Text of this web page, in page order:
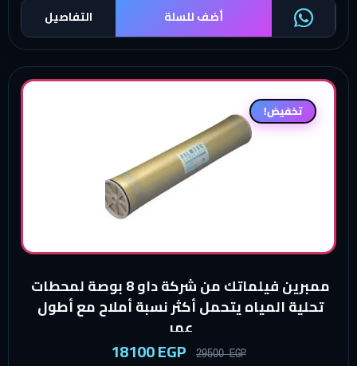
التفاصيل أضف للسلة
تخفيض!
ممبرين فيلماتك من شركة داو 8 بوصة لمحطات
تحلية المياه يتحمل أكثر نسبة أملاح مع أطول
عمر
29500EGP
18100EGP